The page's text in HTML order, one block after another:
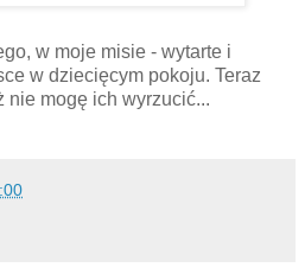
w moje misie - wytarte i
w dziecięcym pokoju. Teraz
nie mogę ich wyrzucić...